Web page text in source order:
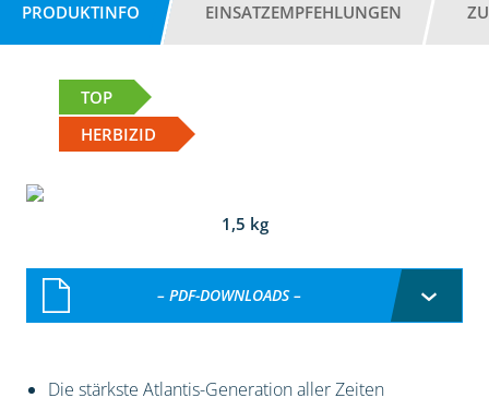
PRODUKTINFO EINSATZEMPFEHLUNGEN
TOP
HERBIZID
1,5 kg
– PDF-DOWNLOADS –
Die stärkste Atlantis-Generation aller Zeiten